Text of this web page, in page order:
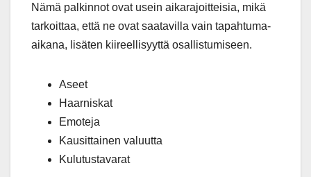
Nämä palkinnot ovat usein aikarajoitteisia, mikä
tarkoittaa, että ne ovat saatavilla vain tapahtuma-
aikana, lisäten kiireellisyyttä osallistumiseen.
Aseet
Haarniskat
Emoteja
Kausittainen valuutta
Kulutustavarat